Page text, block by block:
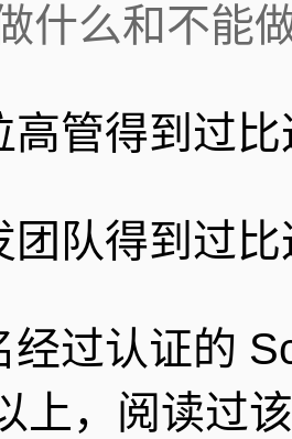
什么和不能
高管得到过
团队得到过
经过认证的
上，阅读过